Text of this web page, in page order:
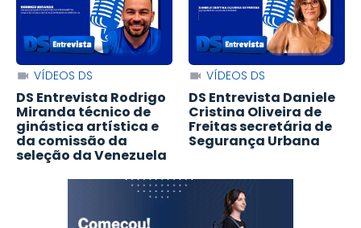
VÍDEOS DS
DS Entrevista Rodrigo
Miranda técnico de
ginástica artística e
da comissão da
seleção da Venezuela
VÍDEOS DS
DS Entrevista Daniele
Cristina Oliveira de
Freitas secretária de
Segurança Urbana